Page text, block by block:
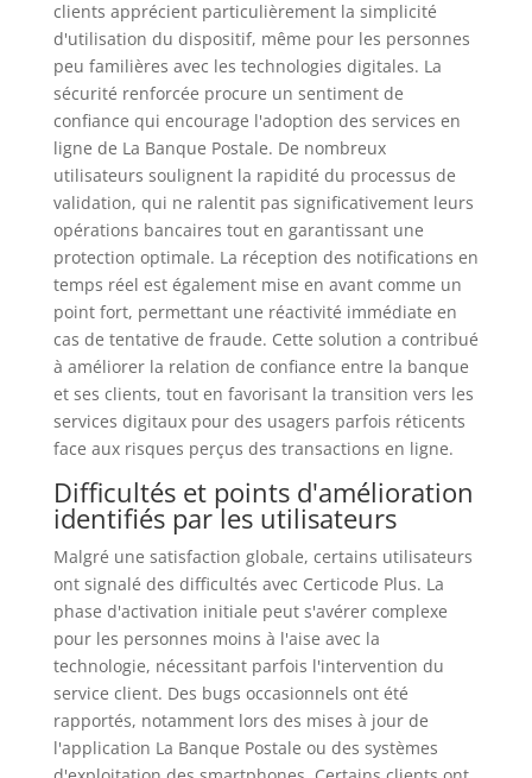
clients apprécient particulièrement la simplicité
d'utilisation du dispositif, même pour les personnes
peu familières avec les technologies digitales. La
sécurité renforcée procure un sentiment de
confiance qui encourage l'adoption des services en
ligne de La Banque Postale. De nombreux
utilisateurs soulignent la rapidité du processus de
validation, qui ne ralentit pas significativement leurs
opérations bancaires tout en garantissant une
protection optimale. La réception des notifications en
temps réel est également mise en avant comme un
point fort, permettant une réactivité immédiate en
cas de tentative de fraude. Cette solution a contribué
à améliorer la relation de confiance entre la banque
et ses clients, tout en favorisant la transition vers les
services digitaux pour des usagers parfois réticents
face aux risques perçus des transactions en ligne.
Difficultés et points d'amélioration
identifiés par les utilisateurs
Malgré une satisfaction globale, certains utilisateurs
ont signalé des difficultés avec Certicode Plus. La
phase d'activation initiale peut s'avérer complexe
pour les personnes moins à l'aise avec la
technologie, nécessitant parfois l'intervention du
service client. Des bugs occasionnels ont été
rapportés, notamment lors des mises à jour de
l'application La Banque Postale ou des systèmes